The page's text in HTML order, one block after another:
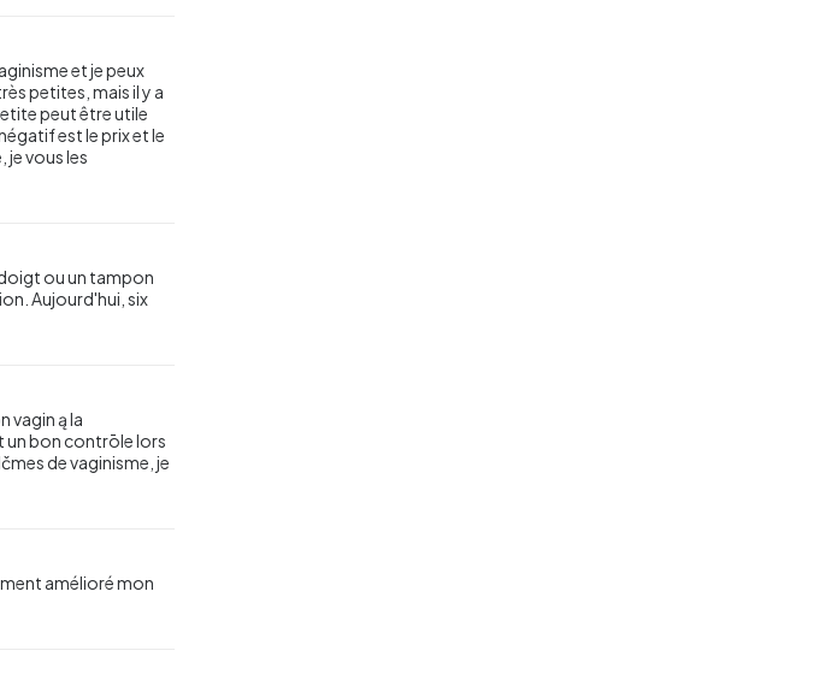
et je peux
petites, mais il y a
peut être utile
est le prix et le
vous les
ou un tampon
Aujourd'hui, six
vagin ą la
un bon contrōle lors
de vaginisme, je
amélioré mon